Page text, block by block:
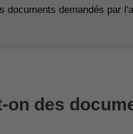
documents demandés par
on des